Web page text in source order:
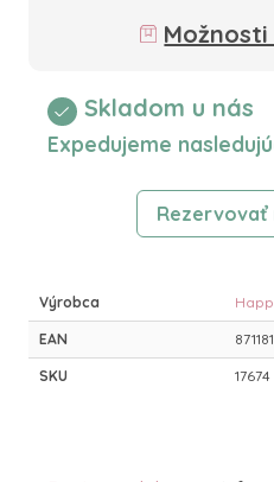
Skladom u nás
Expedujeme
Rezervovať
Výrobca
EAN
SKU 17674